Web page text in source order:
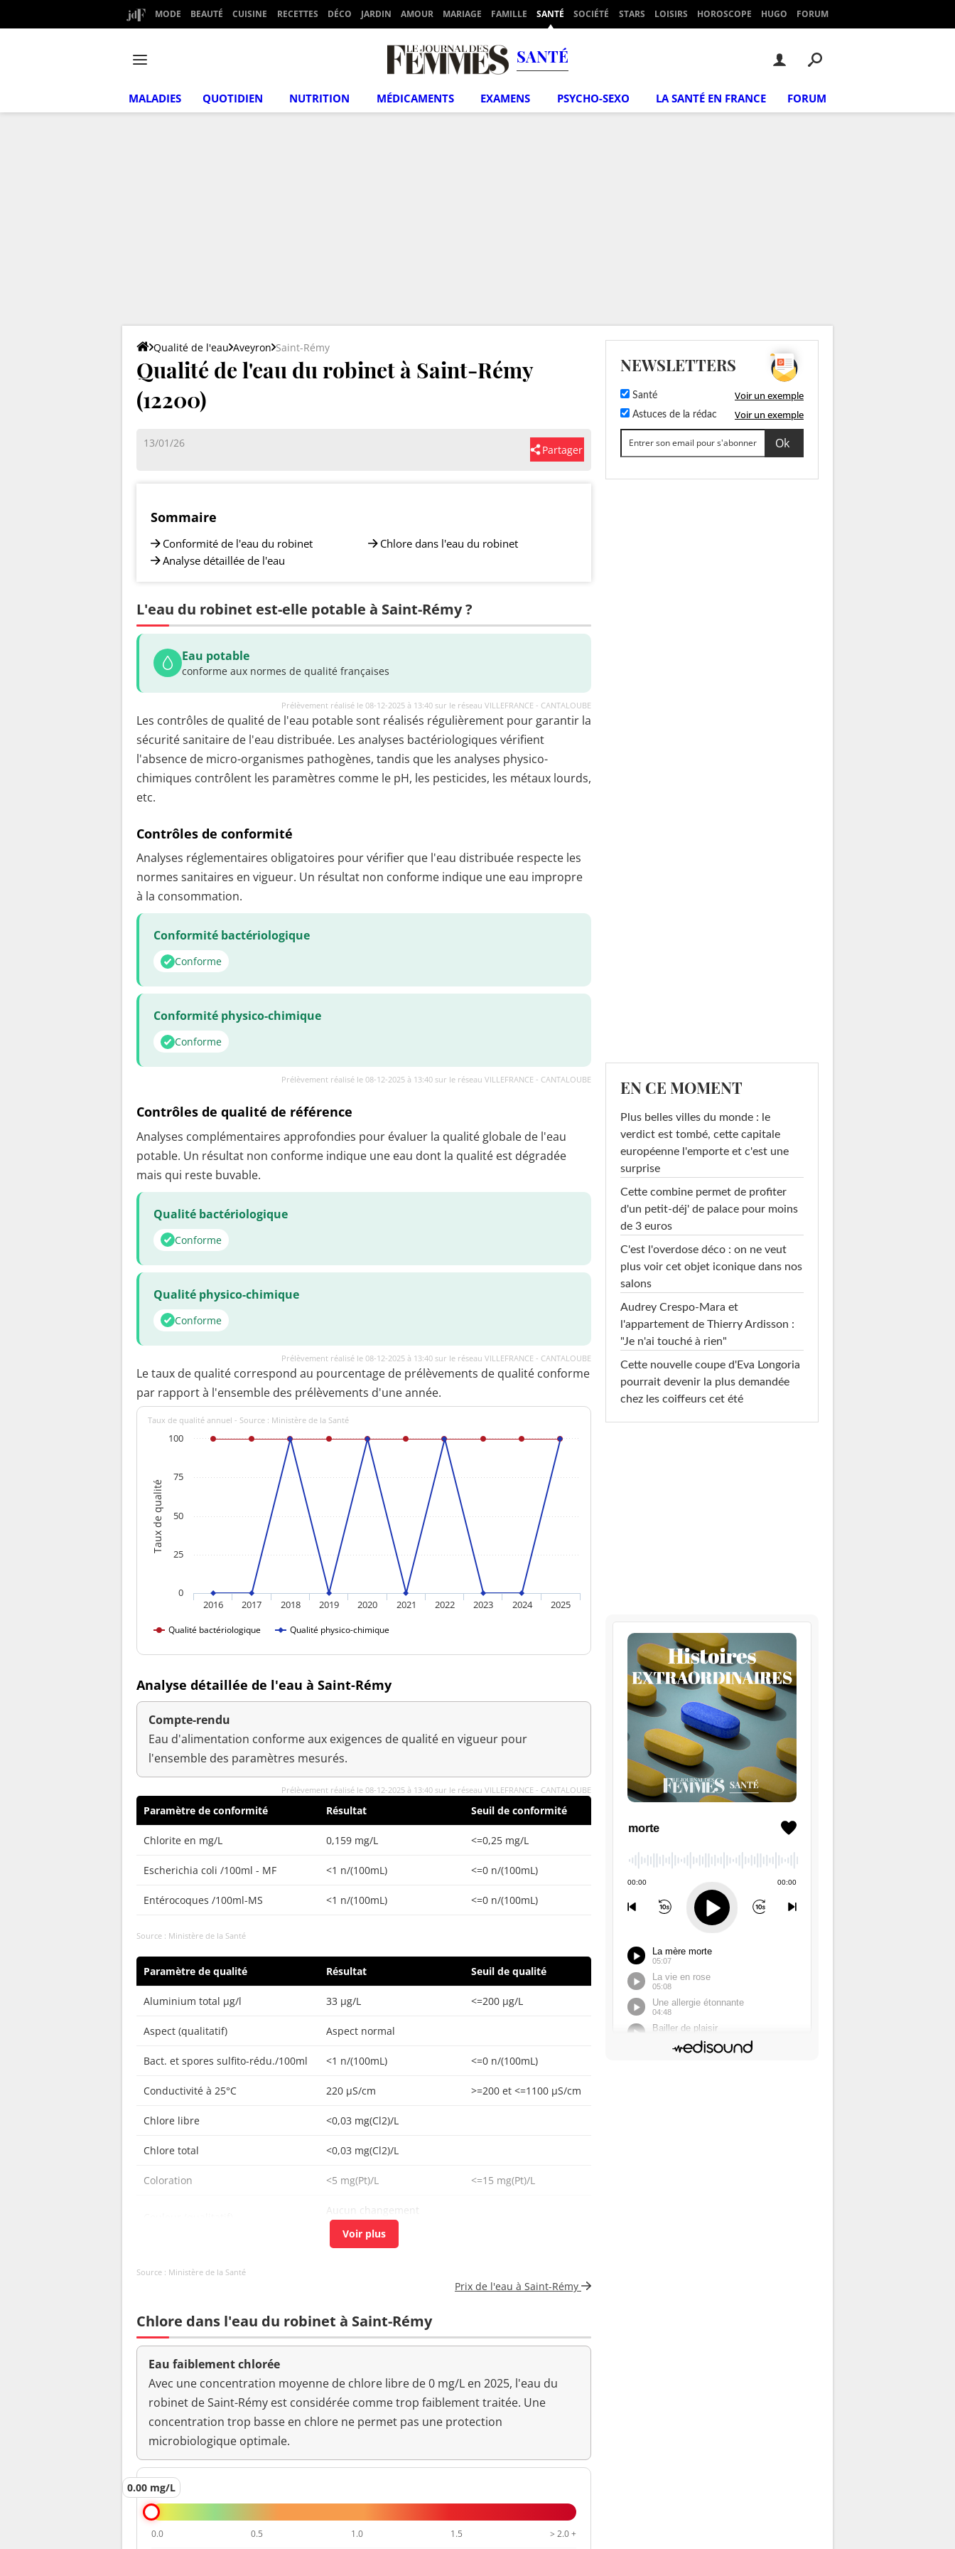
MODE BEAUTÉ CUISINE RECETTES DÉCO JARDIN AMOUR MARIAGE FAMILLE SANTÉ SOCIÉTÉ STARS LOISIRS HOROSCOPE HUGO FORUM
SANTÉ
MALADIES QUOTIDIEN NUTRITION MÉDICAMENTS EXAMENS PSYCHO-SEXO LA SANTÉ EN FRANCE FORUM
Qualité de l'eau Aveyron Saint-Rémy
Qualité de l'eau du robinet à Saint-Rémy
(12200)
13/01/26
Partager
Sommaire
Conformité de l'eau du robinet
Analyse détaillée de l'eau
Chlore dans l'eau du robinet
L'eau du robinet est-elle potable à Saint-Rémy ?
Eau potable
conforme aux normes de qualité françaises
Prélèvement réalisé le 08-12-2025 à 13:40 sur le réseau VILLEFRANCE - CANTALOUBE
Les contrôles de qualité de l'eau potable sont réalisés régulièrement pour garantir la
sécurité sanitaire de l'eau distribuée. Les analyses bactériologiques vérifient
l'absence de micro-organismes pathogènes, tandis que les analyses physico-
chimiques contrôlent les paramètres comme le pH, les pesticides, les métaux lourds,
etc.
Contrôles de conformité
Analyses réglementaires obligatoires pour vérifier que l'eau distribuée respecte les
normes sanitaires en vigueur. Un résultat non conforme indique une eau impropre
à la consommation.
Conformité bactériologique
Conforme
Conformité physico-chimique
Conforme
Prélèvement réalisé le 08-12-2025 à 13:40 sur le réseau VILLEFRANCE - CANTALOUBE
Contrôles de qualité de référence
Analyses complémentaires approfondies pour évaluer la qualité globale de l'eau
potable. Un résultat non conforme indique une eau dont la qualité est dégradée
mais qui reste buvable.
Qualité bactériologique
Conforme
Qualité physico-chimique
Conforme
Prélèvement réalisé le 08-12-2025 à 13:40 sur le réseau VILLEFRANCE - CANTALOUBE
Le taux de qualité correspond au pourcentage de prélèvements de qualité conforme
par rapport à l'ensemble des prélèvements d'une année.
Taux de qualité
Taux de qualité annuel - Source : Ministère de la Santé
Qualité bactériologique Qualité physico-chimique
2016 2017 2018 2019 2020 2021 2022 2023 2024 2025
0
25
50
75
100
Analyse détaillée de l'eau à Saint-Rémy
Compte-rendu
Eau d'alimentation conforme aux exigences de qualité en vigueur pour
l'ensemble des paramètres mesurés.
Prélèvement réalisé le 08-12-2025 à 13:40 sur le réseau VILLEFRANCE - CANTALOUBE
Paramètre de conformité Résultat Seuil de conformité
Chlorite en mg/L 0,159 mg/L <=0,25 mg/L
Escherichia coli /100ml - MF <1 n/(100mL) <=0 n/(100mL)
Entérocoques /100ml-MS <1 n/(100mL) <=0 n/(100mL)
Source : Ministère de la Santé
Paramètre de qualité Résultat Seuil de qualité
Aluminium total µg/l 33 µg/L <=200 µg/L
Aspect (qualitatif) Aspect normal
Bact. et spores sulfito-rédu./100ml <1 n/(100mL) <=0 n/(100mL)
Conductivité à 25°C 220 µS/cm >=200 et <=1100 µS/cm
Chlore libre <0,03 mg(Cl2)/L
Chlore total <0,03 mg(Cl2)/L
Coloration <5 mg(Pt)/L <=15 mg(Pt)/L
Aucun changement
anormal
Bact. aér. revivifiables à 36°-44h 1 n/mL
Ammonium (en NH4) <0,01 mg/L <=0,1 mg/L
Odeur (qualitatif)
anormal
pH 7,8 unité pH >=6,5 et <=9 unité pH
Saveur (qualitatif)
anormal
Température de l'eau
Turbidité néphélométrique NFU 0,1 NFU <=2 NFU
Source : Ministère de la Santé
Prix de l'eau à Saint-Rémy
Chlore dans l'eau du robinet à Saint-Rémy
Eau faiblement chlorée
Avec une concentration moyenne de chlore libre de 0 mg/L en 2025, l'eau du
robinet de Saint-Rémy est considérée comme trop faiblement traitée. Une
concentration trop basse en chlore ne permet pas une protection
microbiologique optimale.
0.00 mg/L
0.0 0.5 1.0 1.5 > 2.0 +
NEWSLETTERS
Santé Voir un exemple
Astuces de la rédac Voir un exemple
EN CE MOMENT
Plus belles villes du monde : le
verdict est tombé, cette capitale
européenne l'emporte et c'est une
surprise
Cette combine permet de profiter
d'un petit-déj' de palace pour moins
de 3 euros
C'est l'overdose déco : on ne veut
plus voir cet objet iconique dans nos
salons
Audrey Crespo-Mara et
l'appartement de Thierry Ardisson :
"Je n'ai touché à rien"
Cette nouvelle coupe d'Eva Longoria
pourrait devenir la plus demandée
chez les coiffeurs cet été